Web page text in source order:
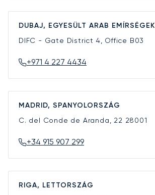
DUBAJ, EGYESÜLT ARAB EMÍRSÉGEK
DIFC - Gate District 4, Office B03
+971 4 227 4434
MADRID, SPANYOLORSZÁG
C. del Conde de Aranda, 22 28001
+34 915 907 299
RIGA, LETTORSZÁG